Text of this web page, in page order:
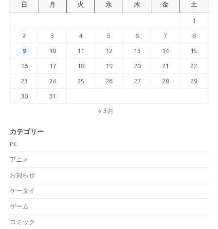
日 月 火 水 木 金 土
1
2 3 4 5 6 7 8
9 10 11 12 13 14 15
16 17 18 19 20 21 22
23 24 25 26 27 28 29
30 31
« 3月
カテゴリー
PC
アニメ
お知らせ
ケータイ
ゲーム
コミック